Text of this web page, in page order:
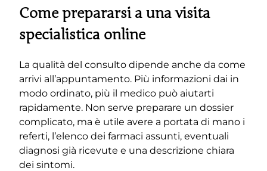
Come prepararsi a una visita
specialistica online
La qualità del consulto dipende anche da come
arrivi all’appuntamento. Più informazioni dai in
modo ordinato, più il medico può aiutarti
rapidamente. Non serve preparare un dossier
complicato, ma è utile avere a portata di mano i
referti, l’elenco dei farmaci assunti, eventuali
diagnosi già ricevute e una descrizione chiara
dei sintomi.